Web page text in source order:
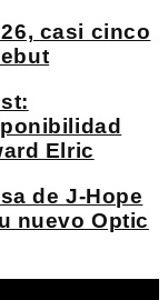
casi cinco
Elric
de J-Hope
nuevo Optic